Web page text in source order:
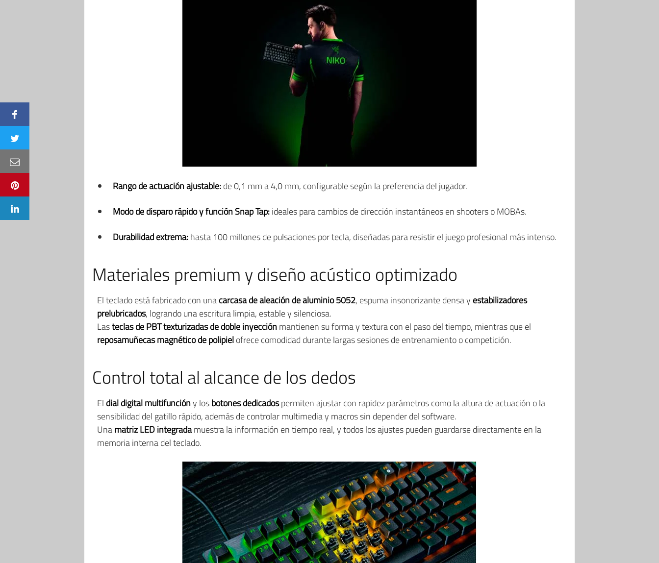
Rango de actuación ajustable:de 0,1 mm a 4,0 mm, configurable según la preferencia del jugador.
Modo de disparo rápido y función Snap Tap:ideales para cambios de dirección instantáneos en shooters o MOBAs.
Durabilidad extrema:hasta 100 millones de pulsaciones por tecla, diseñadas para resistir el juego profesional más intenso.
Materiales premium y diseño acústico optimizado
El teclado está fabricado con unacarcasa de aleación de aluminio 5052, espuma insonorizante densa y estabilizadores
prelubricados, logrando una escritura limpia, estable y silenciosa.
Lasteclas de PBT texturizadas de doble inyecciónmantienen su forma y textura con el paso del tiempo, mientras que el
reposamuñecas magnético de polipielofrece comodidad durante largas sesiones de entrenamiento o competición.
Control total al alcance de los dedos
El dial digital multifuncióny losbotones dedicadospermiten ajustar con rapidez parámetros como la altura de actuación o la
sensibilidad del gatillo rápido, además de controlar multimedia y macros sin depender del software.
Unamatriz LED integradamuestra la información en tiempo real, y todos los ajustes pueden guardarse directamente en la
memoria interna del teclado.